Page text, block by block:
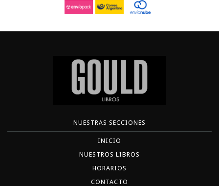
NUESTRAS SECCIONES
INICIO
NUESTROS LIBROS
HORARIOS
CONTACTO